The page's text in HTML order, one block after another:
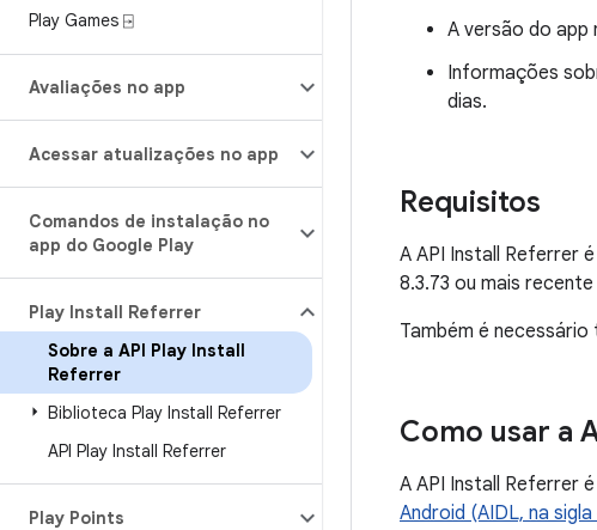
Play Games ⍈
Avaliações no app
Acessar atualizações no app
Comandos de instalação no
app do Google Play
Play Install Referrer
Sobre a API Play Install
Referrer
Biblioteca Play Install Referrer
API Play Install Referrer
Play Points
A versão do app
Informações
dias.
Requisitos
A API Install Referrer
8.3.73 ou mais
Também é
Como usar a
A API Install Referrer
Android (AIDL, na sigla